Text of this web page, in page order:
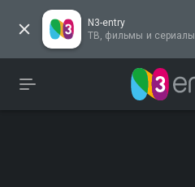
N3-entry
ТВ, фильмы и сериалы